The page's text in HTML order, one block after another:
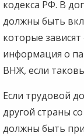
кодекса РФ. В
должны быть
которые зависят
информация о
ВНЖ, если
Если трудовой
другой страны
должны быть